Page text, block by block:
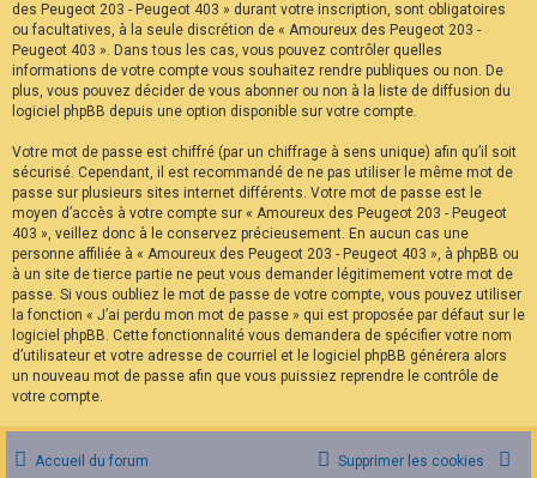
des Peugeot 203 - Peugeot 403 » durant votre inscription, sont obligatoires
ou facultatives, à la seule discrétion de « Amoureux des Peugeot 203 -
Peugeot 403 ». Dans tous les cas, vous pouvez contrôler quelles
informations de votre compte vous souhaitez rendre publiques ou non. De
plus, vous pouvez décider de vous abonner ou non à la liste de diffusion du
logiciel phpBB depuis une option disponible sur votre compte.
Votre mot de passe est chiffré (par un chiffrage à sens unique) afin qu’il soit
sécurisé. Cependant, il est recommandé de ne pas utiliser le même mot de
passe sur plusieurs sites internet différents. Votre mot de passe est le
moyen d’accès à votre compte sur « Amoureux des Peugeot 203 - Peugeot
403 », veillez donc à le conservez précieusement. En aucun cas une
personne affiliée à « Amoureux des Peugeot 203 - Peugeot 403 », à phpBB ou
à un site de tierce partie ne peut vous demander légitimement votre mot de
passe. Si vous oubliez le mot de passe de votre compte, vous pouvez utiliser
la fonction « J’ai perdu mon mot de passe » qui est proposée par défaut sur le
logiciel phpBB. Cette fonctionnalité vous demandera de spécifier votre nom
d’utilisateur et votre adresse de courriel et le logiciel phpBB générera alors
un nouveau mot de passe afin que vous puissiez reprendre le contrôle de
votre compte.
Accueil du forum Supprimer les cookies